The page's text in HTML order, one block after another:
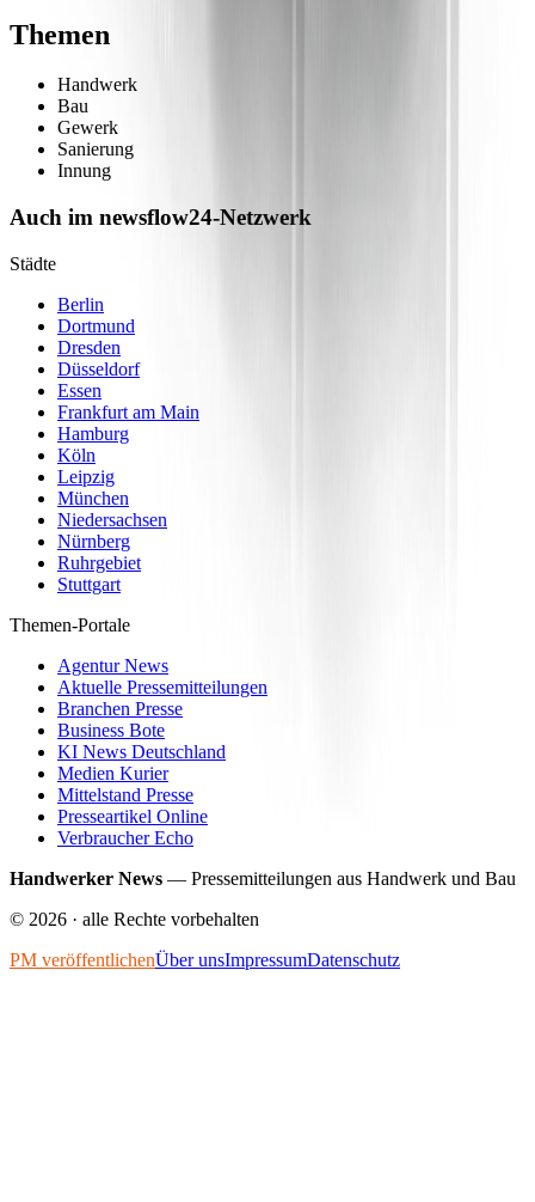
Themen
Handwerk
Bau
Gewerk
Sanierung
Innung
Auch im newsflow24-Netzwerk
Städte
Berlin
Dortmund
Dresden
Düsseldorf
Essen
Frankfurt am Main
Hamburg
Köln
Leipzig
München
Niedersachsen
Nürnberg
Ruhrgebiet
Stuttgart
Themen-Portale
Agentur News
Aktuelle Pressemitteilungen
Branchen Presse
Business Bote
KI News Deutschland
Medien Kurier
Mittelstand Presse
Presseartikel Online
Verbraucher Echo
Handwerker News — Pressemitteilungen aus Handwerk und Bau
© 2026 · alle Rechte vorbehalten
PM veröffentlichenÜber unsImpressumDatenschutz